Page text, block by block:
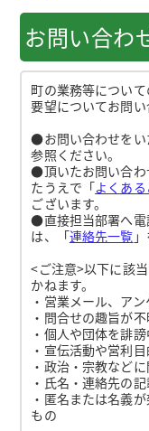
お問い合わ
町の業務等につい
要望についてお問い
●お問い合わせをい
参照ください。
●頂いたお問い合わ
たうえで「よくあ
ございます。
●直接担当部署へ電
は、「連絡先一覧
<ご注意>以下に該
かねます。
・営業メール、ア
・問合せの趣旨が
・個人や団体を誹
・宣伝活動や営利
・政治・宗教など
・氏名・連絡先の
・匿名または名義
もの